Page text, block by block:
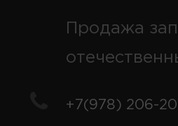
Продажа
+7(978) 206-